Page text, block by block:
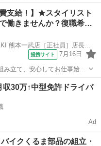
、患者さんの診療補助やサポ
日までで、制度により年度
支給！】★スタイリスト
働きませんか？復職希…
HAIR STUDIO IWASAKI 熊本一武店［正社員］店長候補(株式会社ハクブン)
提携サイト 7月16日
立て、安心してお仕事始め
なども幅広く学べます。 美
収30万↑中型免許ドライバ
Ad
イクくるま部品の組立・